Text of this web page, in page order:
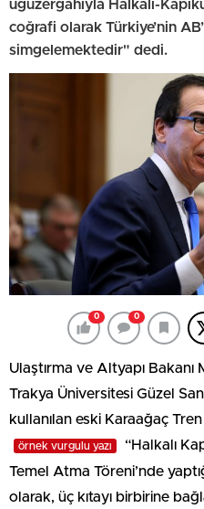
ugüzergahıyla Halkalı-
coğrafi olarak Türkiye’nin
simgelemektedir" dedi.
0 0
Ulaştırma ve Altyapı
Trakya Üniversitesi Güzel
kullanılan eski Karaağaç
örnek vurgulu yazı
“Halkalı
Temel Atma Töreni’nde
olarak, üç kıtayı birbirine